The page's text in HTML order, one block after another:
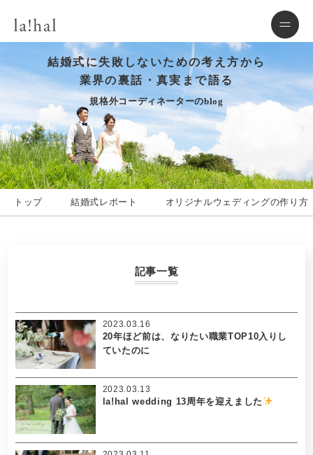
結婚式に失敗しないための考え方から
業界の裏話・真実まで語る
規格外コーディネーターのblog
トップ 結婚式レポート オリジナルウェディングの作り方
記事一覧
20年ほど前は、なりたい職業TOP10入りし
ていたのに
2023.03.16
la!hal wedding 13周年を迎えました
2023.03.13